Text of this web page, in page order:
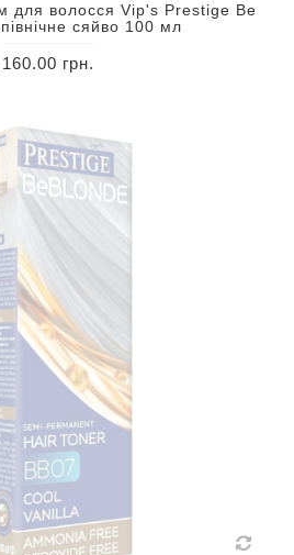
для волосся Vip's Prestige Be
сяйво 100 мл
160.00 грн.